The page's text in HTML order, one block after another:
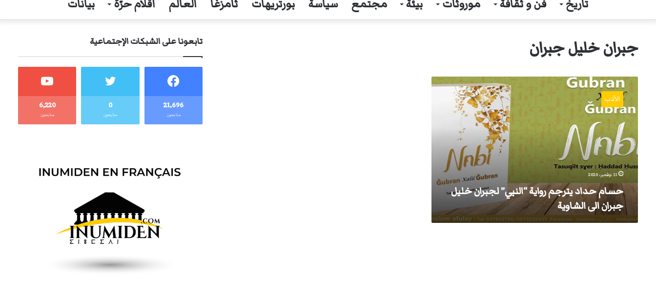
تاريخ فن و ثقافة موروثات بيئة مجتمع سياسة بورتريهات ثامزغا العالم أقلام حرّة بيانات
جبران خليل جبران
حسام
حداد
يترجم
رواية
“النبي”
لجبران
خليل
جبران
الى
الشاوية
الأدب
11 نوفمبر، 2020
حسام حداد يترجم رواية “النبي” لجبران خليل
جبران الى الشاوية
تابعونا على الشبكات الإجتماعية
21٬696
متابعون
0
متابعون
6٬220
متابعون